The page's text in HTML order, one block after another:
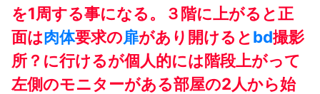
を1周する事になる。３階に上がると正
面は肉体要求の扉があり開けるとbd撮影
所？に行けるが個人的には階段上がって
左側のモニターがある部屋の2人から始